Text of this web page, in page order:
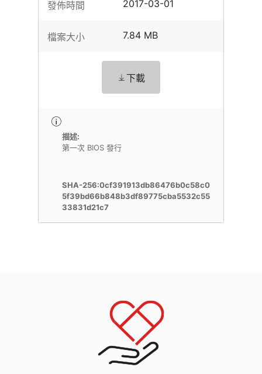
發佈時間 2017-03-01
檔案大小 7.84 MB
下載
描述:
第一次 BIOS 發行
SHA-256:0cf391913db86476b0c58c0
5f39bd66b848b3df89775cba5532c55
33831d21c7